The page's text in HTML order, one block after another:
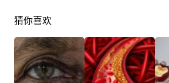
猜你喜欢